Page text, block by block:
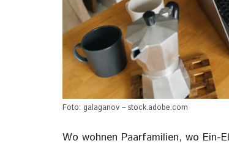
Foto: galaganov – stock.adobe.com
Wo wohnen Paarfamilien, wo Ein-